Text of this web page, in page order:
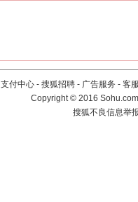
支付中心 - 搜狐招聘 - 广告服务 - 客
Copyright©2016
搜狐不良信息举